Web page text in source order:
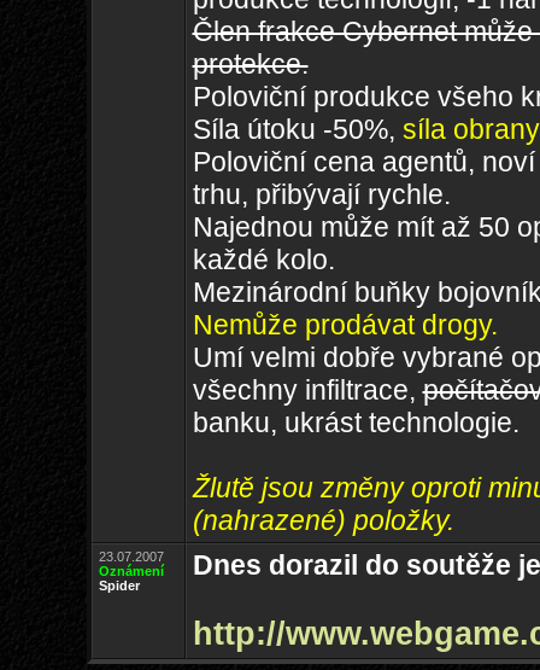
Člen frakce Cybernet
protekce.
Poloviční produkce všeho
Síla útoku -50%, síla
Poloviční cena agentů,
trhu, přibývají rychle.
Najednou může mít až 50
každé kolo.
Mezinárodní buňky
Nemůže prodávat drogy.
Umí velmi dobře vybrané
všechny infiltrace,
banku, ukrást technologie.
Žlutě jsou změny oproti
(nahrazené) položky.
23.07.2007
Oznámení
Spider
Dnes dorazil do soutěže
http://